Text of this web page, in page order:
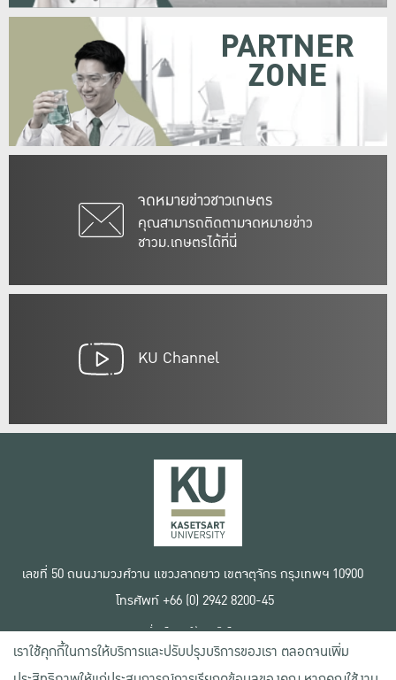
จดหมายข่าวชาวเกษตร
คุณสามารถติดตามจดหมายข่าว
ชาวม.เกษตรได้ที่นี่
PARTNER
ZONE
KU Channel
เลขที่ 50 ถนนงามวงศ์วาน แขวงลาดยาว เขตจตุจักร กรุงเทพฯ 10900
โทรศัพท์ +66 (0) 2942 8200-45
เงื่อนไขการใช้งานเว็บไซต์
ข้อตกลงด้านสิทธิ์ใช้งาน
นโยบายความเป็นส่วนตัว
เราใช้คุกกี้ในการให้บริการและปรับปรุงบริการของเรา ตลอดจนเพิ่ม